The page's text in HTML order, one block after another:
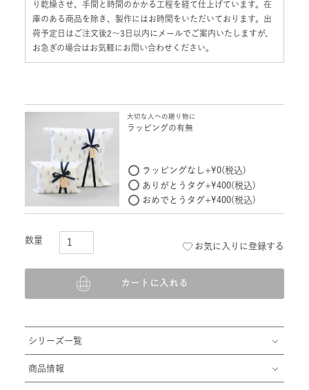
り乾燥させ、手間と時間のかかる工程を経て仕上げています。在
庫のある商品を除き、製作にはお時間をいただいております。出
荷予定日はご注文後2〜3日以内にメールでご案内いたしますが、
お急ぎの場合はお気軽にお問い合わせください。
大切な人への贈り物に
ラッピングの有無
ラッピングなし +¥0 税込
ありがとうタグ+¥400 税込
おめでとうタグ+¥400 税込
お気に入りに登録する
カートに入れる
シリーズ一覧
商品情報